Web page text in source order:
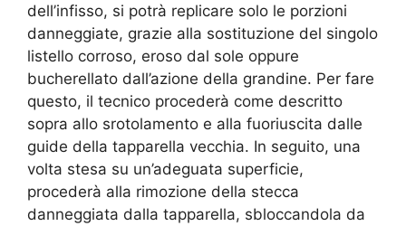
dell’infisso, si potrà replicare solo le porzioni
danneggiate, grazie alla sostituzione del singolo
listello corroso, eroso dal sole oppure
bucherellato dall’azione della grandine. Per fare
questo, il tecnico procederà come descritto
sopra allo srotolamento e alla fuoriuscita dalle
guide della tapparella vecchia. In seguito, una
volta stesa su un’adeguata superficie,
procederà alla rimozione della stecca
danneggiata dalla tapparella, sbloccandola da